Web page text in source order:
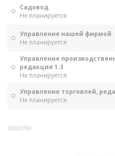
Садовод
Не планируется
Управление нашей фирмой
Не планируется
Управление
редакция 1.3
Не планируется
Управление торговлей,
Не планируется
30000789